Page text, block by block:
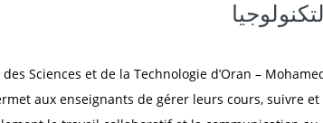
Sciences et de la Technologie d’Oran –
aux enseignants de gérer leurs cours, suivre